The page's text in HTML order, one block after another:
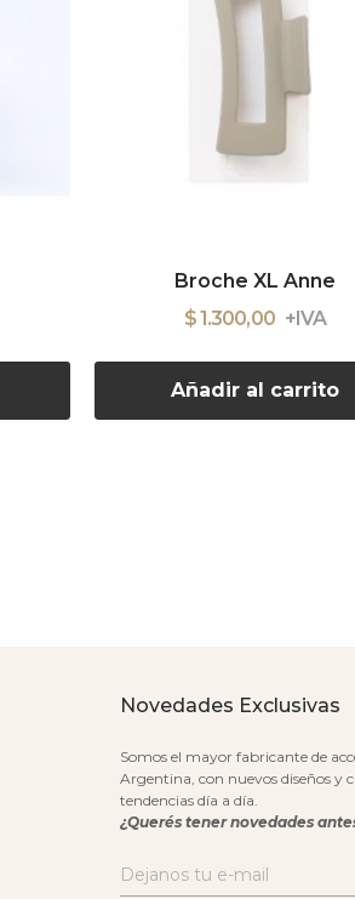
Broche XL Anne
$ 1.300,00
Añadir al carrito
Novedades Exclusivas
Somos el mayor fabricante de
Argentina, con nuevos diseños y
tendencias día a día.
¿Querés tener novedades